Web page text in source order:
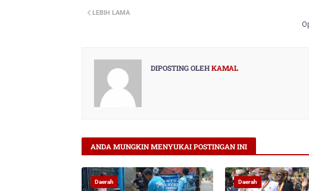
LEBIH LAMA
DIPOSTING OLEHKAMAL
ANDA MUNGKIN MENYUKAI POSTINGAN INI
Daerah Daerah